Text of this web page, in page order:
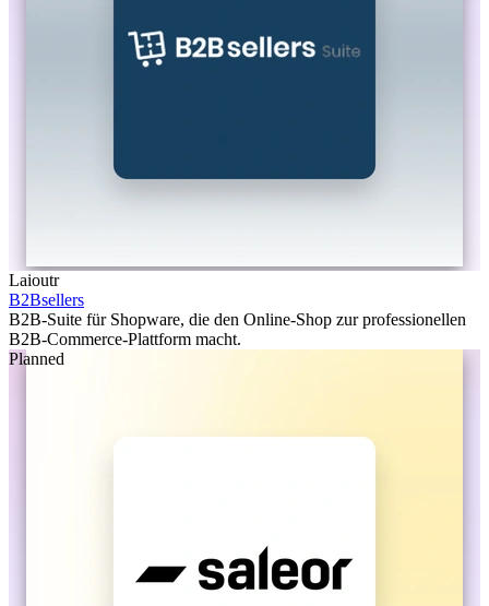
Laioutr
B2Bsellers
B2B-Suite für Shopware, die den Online-Shop zur professionellen
B2B-Commerce-Plattform macht.
Planned